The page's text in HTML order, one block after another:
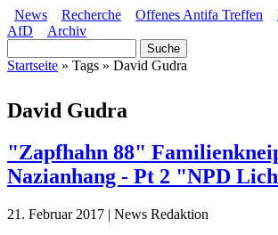
Direkt zum Inhalt
Hauptmenü
News Recherche Offenes Antifa Treffen
AfD
Archiv
Suchformular
Startseite » Tags » David Gudra
David Gudra
"Zapfhahn 88"
Nazianhang - Pt 2 "NPD
21. Februar 2017 | News Redaktion